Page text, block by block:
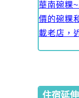
華南碗粿
價的碗粿
載老店，
住宿延